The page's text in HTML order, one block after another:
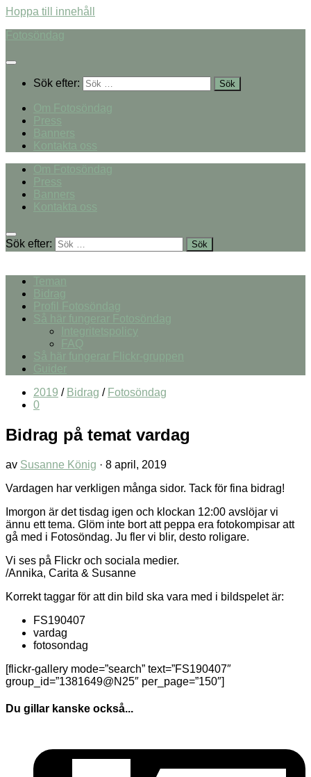
Hoppa till innehåll
Fotosöndag
Sök efter:
Om Fotosöndag
Press
Banners
Kontakta oss
Om Fotosöndag
Press
Banners
Kontakta oss
Sök efter:
Teman
Bidrag
Profil Fotosöndag
Så här fungerar Fotosöndag
Integritetspolicy
FAQ
Så här fungerar Flickr-gruppen
Guider
2019 / Bidrag / Fotosöndag
0
Bidrag på temat vardag
av Susanne König · 8 april, 2019
Vardagen har verkligen många sidor. Tack för fina bidrag!
Imorgon är det tisdag igen och klockan 12:00 avslöjar vi
ännu ett tema. Glöm inte bort att peppa era fotokompisar att
gå med i Fotosöndag. Ju fler vi blir, desto roligare.
Vi ses på Flickr och sociala medier.
/Annika, Carita & Susanne
Korrekt taggar för att din bild ska vara med i bildspelet är:
FS190407
vardag
fotosondag
[flickr-gallery mode=”search” text=”FS190407″
group_id=”1381649@N25″ per_page=”150″]
Du gillar kanske också...